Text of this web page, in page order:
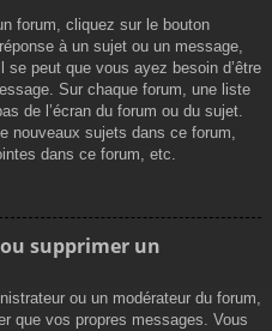
forum, cliquez sur le bouton
à un sujet ou un message,
peut que vous ayez besoin d’être
Sur chaque forum, une liste
de l’écran du forum ou du sujet.
nouveaux sujets dans ce forum,
dans ce forum, etc.
supprimer un
ou un modérateur du forum,
que vos propres messages. Vous